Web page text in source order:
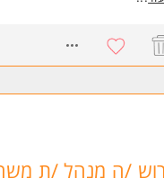
מול גורמי חוץ- התנהלות
בכפיפות לעוזרת
אקדמית- יתרון
שירות גבוהה מאוד, יחסי
תעדוף משימות, סדר
/ה מנהל /ת